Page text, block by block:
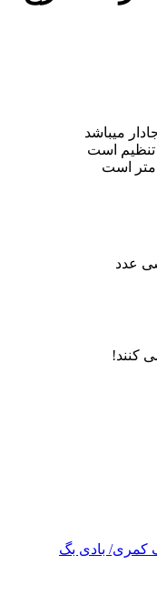
میباشد
تنظیم است
کنند!
کمری/ بادی بگ